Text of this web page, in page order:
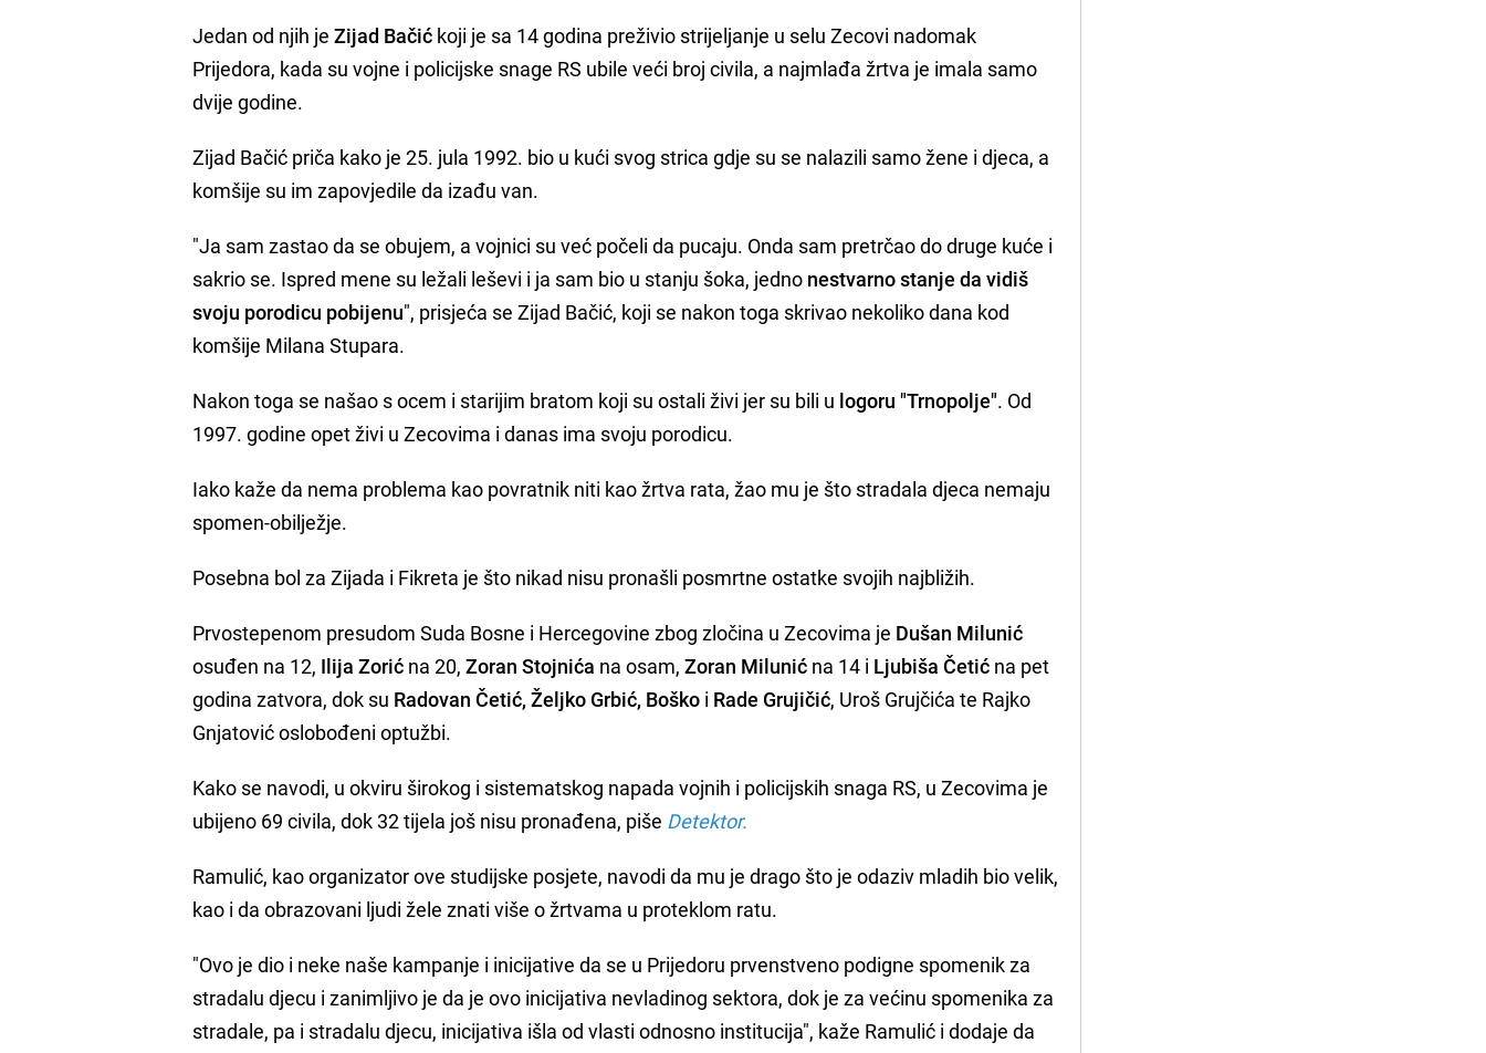
Jedan od njih jeZijad Bačić koji je sa 14 godina preživio strijeljanje u selu Zecovi nadomak
Prijedora, kada su vojne i policijske snage RS ubile veći broj civila, a najmlađa žrtva je imala samo
dvije godine.
Zijad Bačić priča kako je 25. jula 1992. bio u kući svog strica gdje su se nalazili samo žene i djeca, a
komšije su im zapovjedile da izađu van.
"Ja sam zastao da se obujem, a vojnici su već počeli da pucaju. Onda sam pretrčao do druge kuće i
sakrio se. Ispred mene su ležali leševi i ja sam bio u stanju šoka, jedno nestvarno stanje da vidiš
svoju porodicu pobijenu", prisjeća se Zijad Bačić, koji se nakon toga skrivao nekoliko dana kod
komšije Milana Stupara.
Nakon toga se našao s ocem i starijim bratom koji su ostali živi jer su bili u logoru "Trnopolje". Od
1997. godine opet živi u Zecovima i danas ima svoju porodicu.
Iako kaže da nema problema kao povratnik niti kao žrtva rata, žao mu je što stradala djeca nemaju
spomen-obilježje.
Posebna bol za Zijada i Fikreta je što nikad nisu pronašli posmrtne ostatke svojih najbližih.
Prvostepenom presudom Suda Bosne i Hercegovine zbog zločina u Zecovima je Dušan Milunić
osuđen na 12, Ilija Zorić na 20,Zoran Stojnića na osam, Zoran Milunić na 14 i Ljubiša Četić na pet
godina zatvora, dok su Radovan Četić, Željko Grbić, Boško i Rade Grujičić, Uroš Grujčića te Rajko
Gnjatović oslobođeni optužbi.
Kako se navodi, u okviru širokog i sistematskog napada vojnih i policijskih snaga RS, u Zecovima je
ubijeno 69 civila, dok 32 tijela još nisu pronađena, piše Detektor.
Ramulić, kao organizator ove studijske posjete, navodi da mu je drago što je odaziv mladih bio velik,
kao i da obrazovani ljudi žele znati više o žrtvama u proteklom ratu.
"Ovo je dio i neke naše kampanje i inicijative da se u Prijedoru prvenstveno podigne spomenik za
stradalu djecu i zanimljivo je da je ovo inicijativa nevladinog sektora, dok je za većinu spomenika za
stradale, pa i stradalu djecu, inicijativa išla od vlasti odnosno institucija", kaže Ramulić i dodaje da